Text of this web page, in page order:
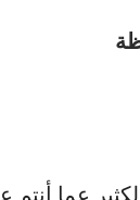
عما